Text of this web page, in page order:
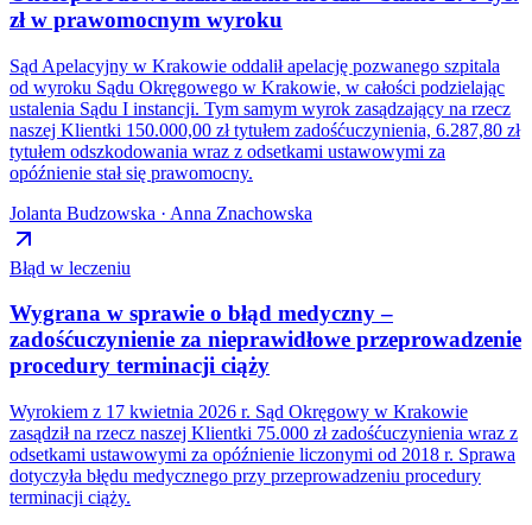
zł w prawomocnym wyroku
Sąd Apelacyjny w Krakowie oddalił apelację pozwanego szpitala
od wyroku Sądu Okręgowego w Krakowie, w całości podzielając
ustalenia Sądu I instancji. Tym samym wyrok zasądzający na rzecz
naszej Klientki 150.000,00 zł tytułem zadośćuczynienia, 6.287,80 zł
tytułem odszkodowania wraz z odsetkami ustawowymi za
opóźnienie stał się prawomocny.
Jolanta Budzowska · Anna Znachowska
Błąd w leczeniu
Wygrana w sprawie o błąd medyczny –
zadośćuczynienie za nieprawidłowe przeprowadzenie
procedury terminacji ciąży
Wyrokiem z 17 kwietnia 2026 r. Sąd Okręgowy w Krakowie
zasądził na rzecz naszej Klientki 75.000 zł zadośćuczynienia wraz z
odsetkami ustawowymi za opóźnienie liczonymi od 2018 r. Sprawa
dotyczyła błędu medycznego przy przeprowadzeniu procedury
terminacji ciąży.